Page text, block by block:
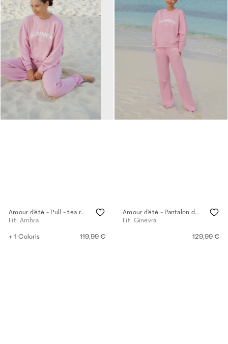
Amour d'été - Pull - tea rose
Fit: Ambra
+ 1 Coloris 119,99 €
Amour d'été - Pantalon de survêtement à jambes larges - tea rose
Fit: Ginevra
129,99 €